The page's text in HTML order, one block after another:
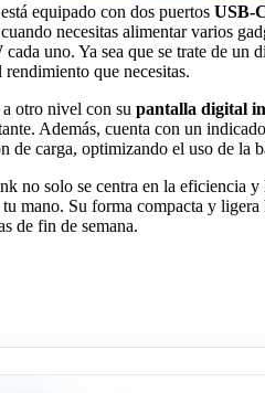
equipado con dos puertos USB-
necesitas alimentar varios
uno. Ya sea que se trate de
que necesitas.
otro nivel con su pantalla digital
Además, cuenta con un
de carga, optimizando el uso de la
no solo se centra en la eficiencia
mano. Su forma compacta y
de fin de semana.